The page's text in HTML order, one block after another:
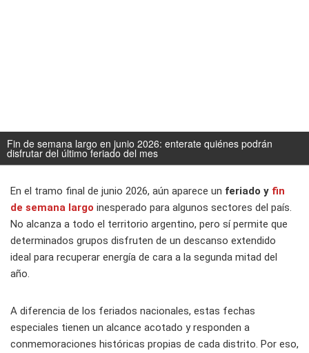
Fin de semana largo en junio 2026: enterate quiénes podrán
disfrutar del último feriado del mes
En el tramo final de junio 2026, aún aparece un feriado y fin
de semana largo inesperado para algunos sectores del país.
No alcanza a todo el territorio argentino, pero sí permite que
determinados grupos disfruten de un descanso extendido
ideal para recuperar energía de cara a la segunda mitad del
año.
A diferencia de los feriados nacionales, estas fechas
especiales tienen un alcance acotado y responden a
conmemoraciones históricas propias de cada distrito. Por eso,